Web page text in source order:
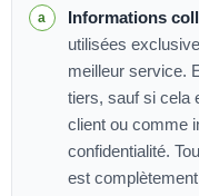
Informations
utilisées
meilleur service.
tiers, sauf si cela
client ou comme
confidentialité.
est